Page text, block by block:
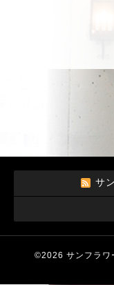
サ
©2026 サンフラ